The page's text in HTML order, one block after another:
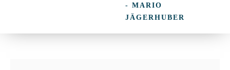
- MARIO
JÄGERHUBER